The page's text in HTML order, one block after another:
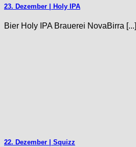
23. Dezember | Holy IPA
Bier Holy IPA Brauerei NovaBirra [...]
22. Dezember | Squizz